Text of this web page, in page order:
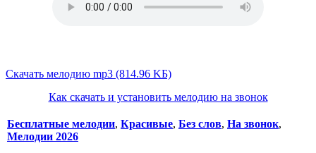
Скачать мелодию mp3 (814.96 KБ)
Как скачать и установить мелодию на звонок
Бесплатные мелодии, Красивые, Без слов, На звонок,
Мелодии 2026